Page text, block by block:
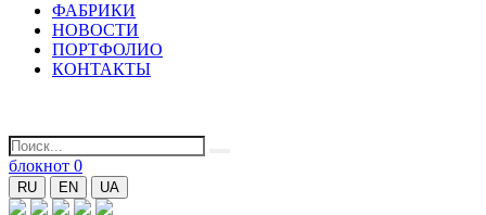
ФАБРИКИ
НОВОСТИ
ПОРТФОЛИО
КОНТАКТЫ
блокнот 0
RU EN UA